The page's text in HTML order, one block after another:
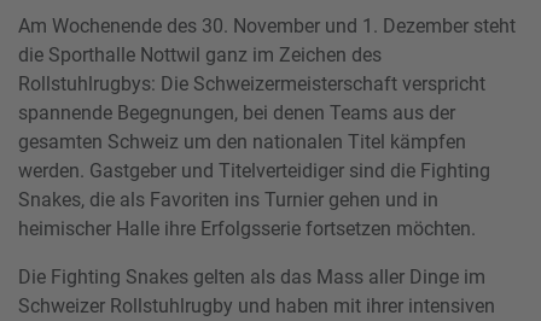
Am Wochenende des 30. November und 1. Dezember steht
die Sporthalle Nottwil ganz im Zeichen des
Rollstuhlrugbys: Die Schweizermeisterschaft verspricht
spannende Begegnungen, bei denen Teams aus der
gesamten Schweiz um den nationalen Titel kämpfen
werden. Gastgeber und Titelverteidiger sind die Fighting
Snakes, die als Favoriten ins Turnier gehen und in
heimischer Halle ihre Erfolgsserie fortsetzen möchten.
Die Fighting Snakes gelten als das Mass aller Dinge im
Schweizer Rollstuhlrugby und haben mit ihrer intensiven